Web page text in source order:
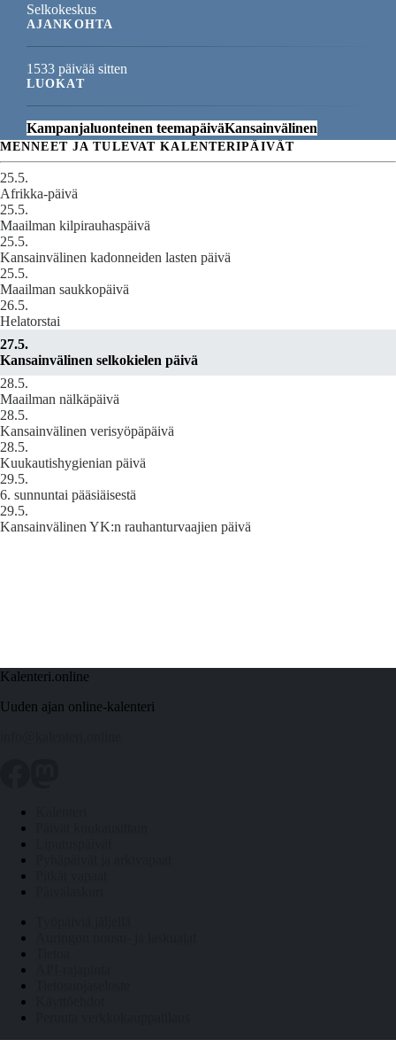
Selkokeskus
AJANKOHTA
1533 päivää sitten
LUOKAT
Kampanjaluonteinen teemapäiväKansainvälinen
MENNEET JA TULEVAT KALENTERIPÄIVÄT
25.5.
Afrikka-päivä
25.5.
Maailman kilpirauhaspäivä
25.5.
Kansainvälinen kadonneiden lasten päivä
25.5.
Maailman saukkopäivä
26.5.
Helatorstai
27.5.
Kansainvälinen selkokielen päivä
28.5.
Maailman nälkäpäivä
28.5.
Kansainvälinen verisyöpäpäivä
28.5.
Kuukautishygienian päivä
29.5.
6. sunnuntai pääsiäisestä
29.5.
Kansainvälinen YK:n rauhanturvaajien päivä
Kalenteri.online
Uuden ajan online-kalenteri